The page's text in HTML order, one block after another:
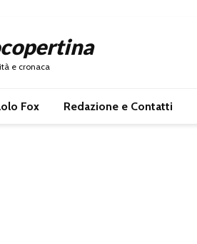
e cronaca
Fox Redazione e Contatti